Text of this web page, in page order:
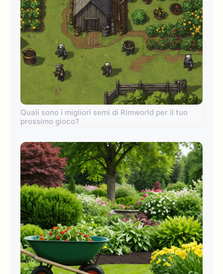
Quali sono i migliori semi di Rimworld per il tuo
prossimo gioco?